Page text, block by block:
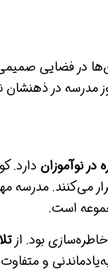
در فضایی
روز مدرسه در
نوآموزان دارد.
می‌کنند. مدرسه
است.
بود. از
و متفاوت